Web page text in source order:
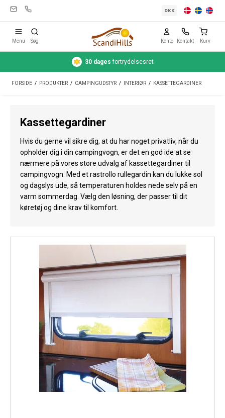
Telte
Rengøring & pleje
Rejseudstyr
Bil & trailer
Vejrstationer
Reservedele
DKK
Menu Søg Konto Kontakt Kurv
30 dages fortrydelsesret
FORSIDE / PRODUKTER / CAMPINGUDSTYR / INTERIØR / KASSETTEGARDINER
Kassettegardiner
Hvis du gerne vil sikre dig, at du har noget privatliv, når du
opholder dig i din campingvogn, er det en god ide at se
nærmere på vores store udvalg af kassettegardiner til
campingvogn. Med et rastrollo rullegardin kan du lukke sol
og dagslys ude, så temperaturen holdes nede selv på en
varm sommerdag. Vælg den løsning, der passer til dit
køretøj og dine krav til komfort.